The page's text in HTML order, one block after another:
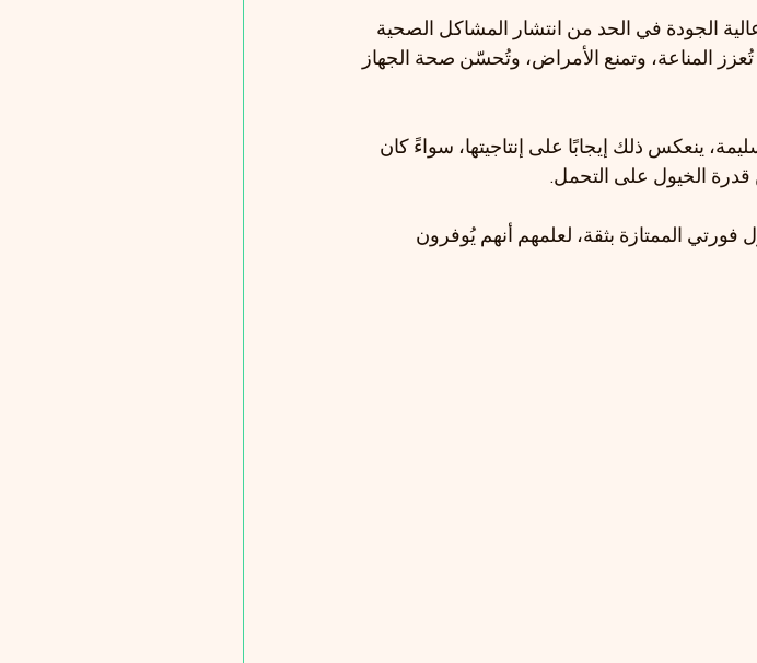
الجودة في الحد من انتشار المشاكل الصحية
تُعزز المناعة، وتمنع الأمراض، وتُحسّن صحة الجهاز
ينعكس ذلك إيجابًا على إنتاجيتها، سواءً كان
قدرة الخيول على التحمل.
فورتي الممتازة بثقة، لعلمهم أنهم يُوفرون